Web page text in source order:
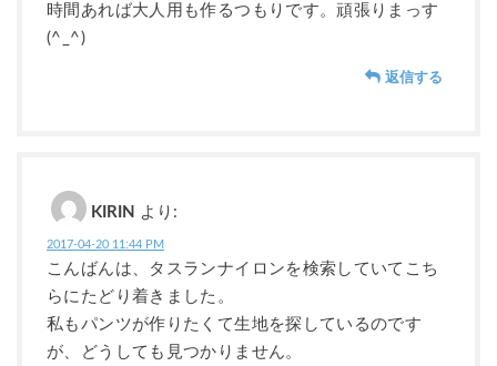
時間あれば大人用も作るつもりです。頑張りまっす
(^_^)ゞ
返信する
KIRIN より:
2017-04-20 11:44 PM
こんばんは、タスランナイロンを検索していてこち
らにたどり着きました。
私もパンツが作りたくて生地を探しているのです
が、どうしても見つかりません。